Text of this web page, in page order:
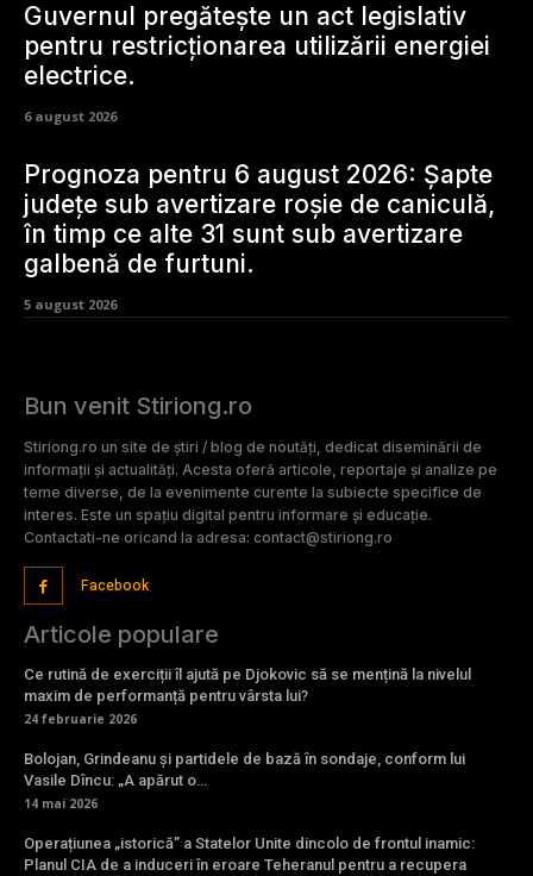
Guvernul pregătește un act legislativ
pentru restricționarea utilizării energiei
electrice.
6 august 2026
Prognoza pentru 6 august 2026: Șapte
județe sub avertizare roșie de caniculă,
în timp ce alte 31 sunt sub avertizare
galbenă de furtuni.
5 august 2026
Bun venit Stiriong.ro
Stiriong.ro un site de știri / blog de noutăți, dedicat diseminării de
informații și actualități. Acesta oferă articole, reportaje și analize pe
teme diverse, de la evenimente curente la subiecte specifice de
interes. Este un spațiu digital pentru informare și educație.
Contactati-ne oricand la adresa: contact@stiriong.ro
Facebook
Articole populare
Ce rutină de exerciții îl ajută pe Djokovic să se mențină la nivelul
maxim de performanță pentru vârsta lui?
24 februarie 2026
Bolojan, Grindeanu și partidele de bază în sondaje, conform lui
Vasile Dîncu: „A apărut o…
14 mai 2026
Operațiunea „istorică” a Statelor Unite dincolo de frontul inamic:
Planul CIA de a induceri în eroare Teheranul pentru a recupera